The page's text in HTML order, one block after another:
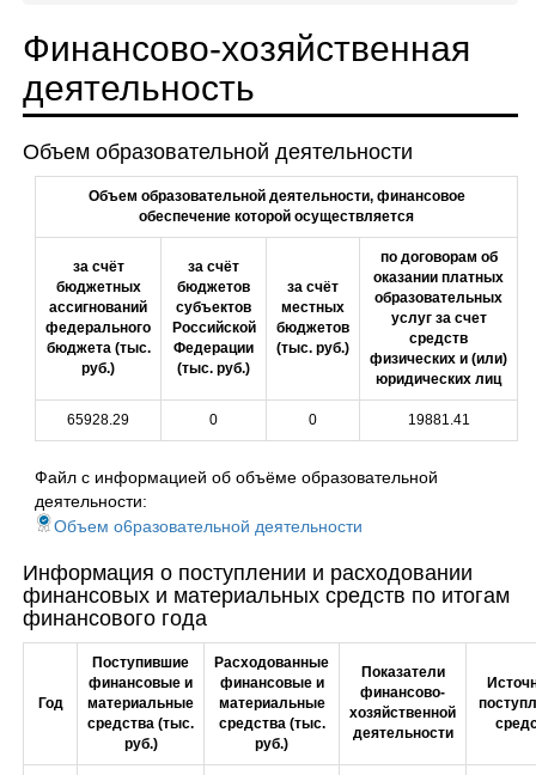
Финансово-хозяйственная
деятельность
Объем образовательной деятельности
Объем образовательной деятельности, финансовое
обеспечение которой осуществляется
за счёт
бюджетных
ассигнований
федерального
бюджета (тыс.
руб.)
за счёт
бюджетов
субъектов
Российской
Федерации
(тыс. руб.)
за счёт
местных
бюджетов
(тыс. руб.)
по договорам об
оказании платных
образовательных
услуг за счет
средств
физических и (или)
юридических лиц
65928.29 0 0 19881.41
Файл с информацией об объёме образовательной
деятельности:
Объем o6paзовательной деятельности
Информация о поступлении и расходовании
финансовых и материальных средств по итогам
финансового года
Год
Поступившие
финансовые и
материальные
средства (тыс.
руб.)
Расходованные
финансовые и
материальные
средства (тыс.
руб.)
Показатели
финансово-
хозяйственной
деятельности